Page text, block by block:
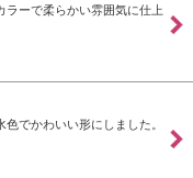
ラーで柔らかい雰囲気に仕上
でかわいい形にしました。